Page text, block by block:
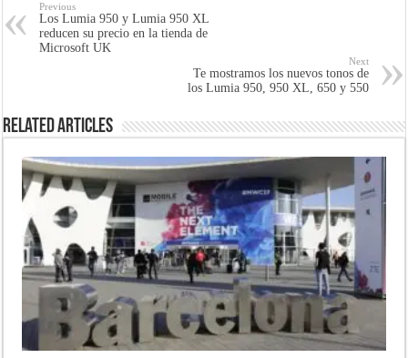
Previous
Los Lumia 950 y Lumia 950 XL
reducen su precio en la tienda de
Microsoft UK
Next
Te mostramos los nuevos tonos de
los Lumia 950, 950 XL, 650 y 550
Related Articles